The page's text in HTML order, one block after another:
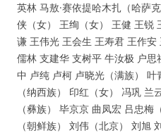
英林 马敖·赛依提哈木扎（哈萨
侠（女） 王绚（女） 王健 王锐
谦 王伟光 王会生 王寿君 王作
儒林 支建华 支树平 牛汝极 户
中 卢纯 卢柯 卢晓光（满族）
（纳西族） 印红（女） 冯巩
（彝族） 毕京京 曲凤宏 吕忠
（朝鲜族） 刘伟（北京） 刘旭